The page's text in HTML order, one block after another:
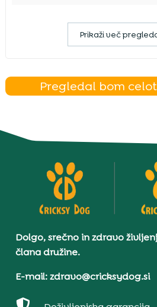
Prikaži več
Pregledal bom
Dolgo, srečno in zdravo
člana družine.
E-mail: zdravo@cricksydog.si